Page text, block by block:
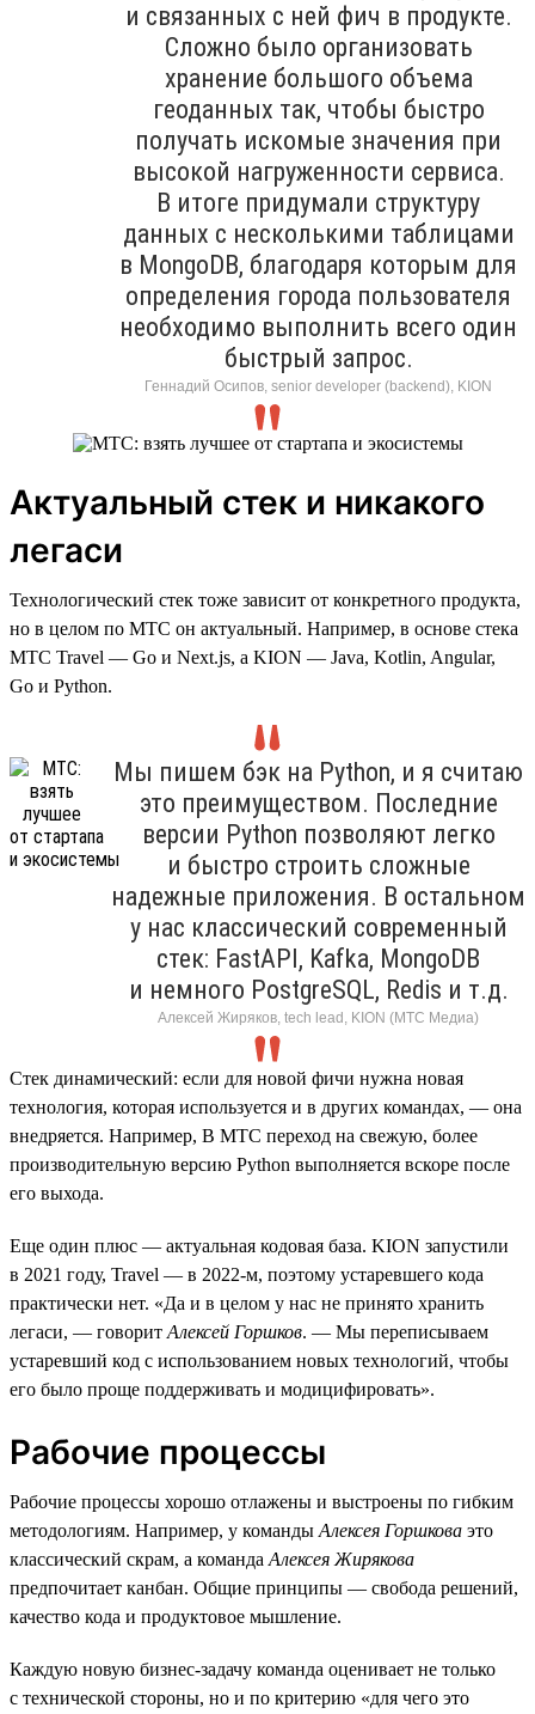
и связанных с ней фич в продукте.
Сложно было организовать
хранение большого объема
геоданных так, чтобы быстро
получать искомые значения при
высокой нагруженности сервиса.
В итоге придумали структуру
данных с несколькими таблицами
в MongoDB, благодаря которым для
определения города пользователя
необходимо выполнить всего один
быстрый запрос.
Геннадий Осипов, senior developer (backend), KION
Актуальный стек и никакого
легаси
Технологический стек тоже зависит от конкретного продукта,
но в целом по МТС он актуальный. Например, в основе стека
МТС Travel — Go и Next.js, а KION — Java, Kotlin, Angular,
Go и Python.
Мы пишем бэк на Python, и я считаю
это преимуществом. Последние
версии Python позволяют легко
и быстро строить сложные
надежные приложения. В остальном
у нас классический современный
стек: FastAPI, Kafka, MongoDB
и немного PostgreSQL, Redis и т.д.
Алексей Жиряков, tech lead, KION (МТС Медиа)
Стек динамический: если для новой фичи нужна новая
технология, которая используется и в других командах, — она
внедряется. Например, В МТС переход на свежую, более
производительную версию Python выполняется вскоре после
его выхода.
Еще один плюс — актуальная кодовая база. KION запустили
в 2021 году, Travel — в 2022-м, поэтому устаревшего кода
практически нет. «Да и в целом у нас не принято хранить
легаси, — говорит Алексей Горшков. — Мы переписываем
устаревший код с использованием новых технологий, чтобы
его было проще поддерживать и модицифировать».
Рабочие процессы
Рабочие процессы хорошо отлажены и выстроены по гибким
методологиям. Например, у команды Алексея Горшкова это
классический скрам, а команда Алексея Жирякова
предпочитает канбан. Общие принципы — свобода решений,
качество кода и продуктовое мышление.
Каждую новую бизнес-задачу команда оценивает не только
с технической стороны, но и по критерию «для чего это